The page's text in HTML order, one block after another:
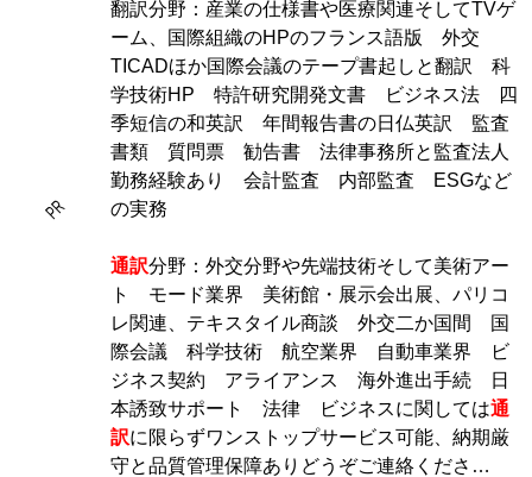
PR
翻訳分野：産業の仕様書や医療関連そしてTVゲ
ーム、国際組織のHPのフランス語版 外交
TICADほか国際会議のテープ書起しと翻訳 科
学技術HP 特許研究開発文書 ビジネス法 四
季短信の和英訳 年間報告書の日仏英訳 監査
書類 質問票 勧告書 法律事務所と監査法人
勤務経験あり 会計監査 内部監査 ESGなど
の実務
通訳分野：外交分野や先端技術そして美術アー
ト モード業界 美術館・展示会出展、パリコ
レ関連、テキスタイル商談 外交二か国間 国
際会議 科学技術 航空業界 自動車業界 ビ
ジネス契約 アライアンス 海外進出手続 日
本誘致サポート 法律 ビジネスに関しては通
訳に限らずワンストップサービス可能、納期厳
守と品質管理保障ありどうぞご連絡くださ…